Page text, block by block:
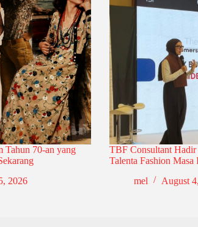
Tahun 70-an yang
2026
TBF Consultant
Talenta Fashion Masa
mel
August